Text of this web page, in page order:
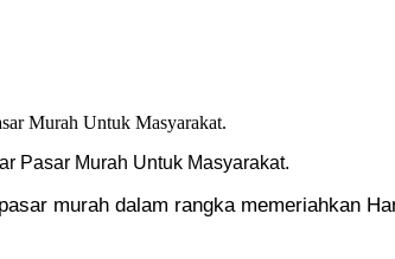
Pasar Murah Untuk Masyarakat.
murah dalam rangka memeriahkan